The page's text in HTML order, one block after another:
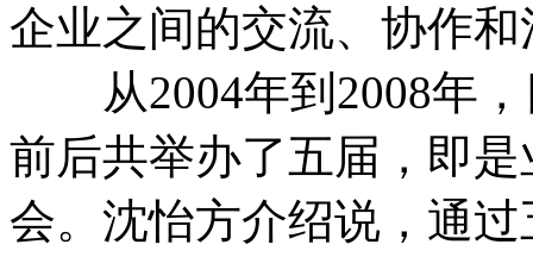
企业之间的交流、协作和
从2004年到2008年，
前后共举办了五届，即
会。沈怡方介绍说，通